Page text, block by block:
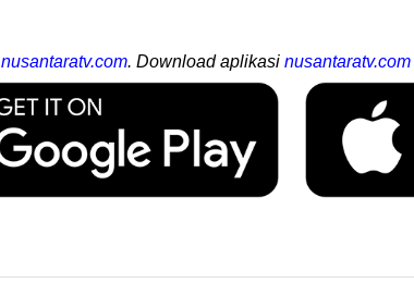
nusantaratv.com. Download aplikasi nusantaratv.com